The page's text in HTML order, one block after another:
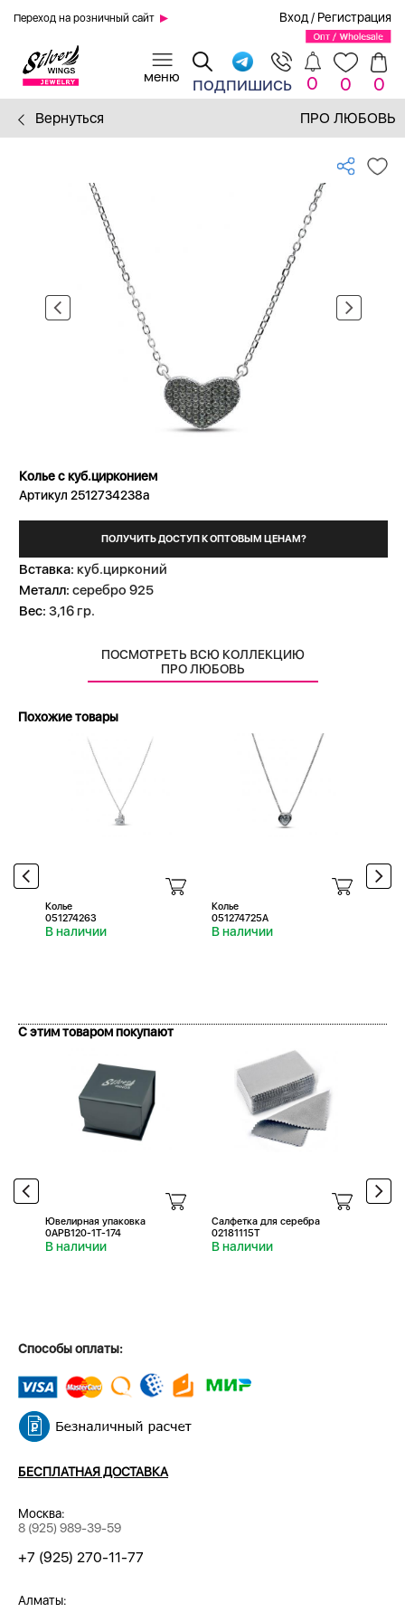
Переход на розничный сайт Вход / Регистрация
подпишись 0 0 0
Вернуться ПРО ЛЮБОВЬ
Колье с куб.цирконием
Артикул 2512734238a
ПОЛУЧИТЬ ДОСТУП К ОПТОВЫМ ЦЕНАМ?
Вставка: куб.цирконий
Металл: серебро 925
Вес: 3,16 гр.
ПОСМОТРЕТЬ ВСЮ КОЛЛЕКЦИЮ
ПРО ЛЮБОВЬ
Похожие товары
Колье
051274263
В наличии
Колье
051274725A
В наличии
С этим товаром покупают
Ювелирная упаковка
0APB120-1T-174
В наличии
Салфетка для серебра
02181115T
В наличии
Способы оплаты:
БЕСПЛАТНАЯ ДОСТАВКА
Москва:
8 (925) 989-39-59
+7 (925) 270-11-77
Алматы: